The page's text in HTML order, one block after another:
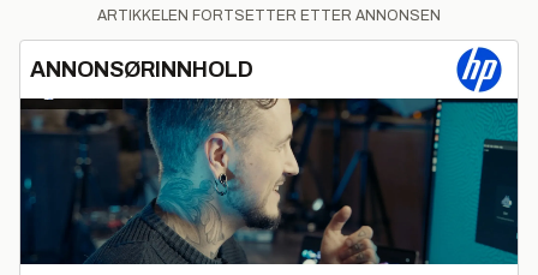
ARTIKKELEN FORTSETTER ETTER ANNONSEN
ANNONSØRINNHOLD